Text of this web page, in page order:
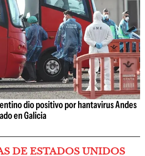
dio positivo por hantavirus Andes
en Galicia
DE ESTADOS UNIDOS